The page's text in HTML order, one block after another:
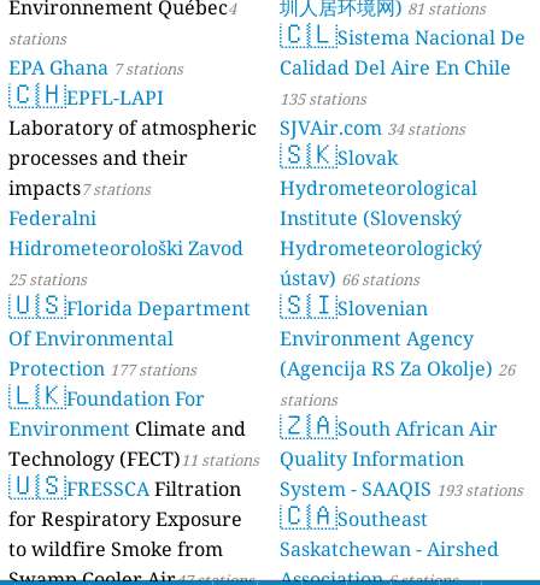
Environnement Québec4
stations
EPA Ghana 7 stations
🇨🇭EPFL-LAPI
Laboratory of atmospheric
processes and their
impacts7 stations
Federalni
Hidrometeorološki Zavod
25 stations
🇺🇸Florida Department
Of Environmental
Protection 177 stations
🇱🇰Foundation For
Environment Climate and
Technology (FECT)11 stations
🇺🇸FRESSCAFiltration
for Respiratory Exposure
to wildfire Smoke from
Swamp Cooler Air47 stations
圳人居环境网) 81 stations
🇨🇱Sistema Nacional De
Calidad Del Aire En Chile
135 stations
SJVAir.com 34 stations
🇸🇰Slovak
Hydrometeorological
Institute (Slovenský
Hydrometeorologický
ústav) 66 stations
🇸🇮Slovenian
Environment Agency
(Agencija RS Za Okolje) 26
stations
🇿🇦South African Air
Quality Information
System - SAAQIS 193 stations
🇨🇦Southeast
Saskatchewan - Airshed
Association 6 stations